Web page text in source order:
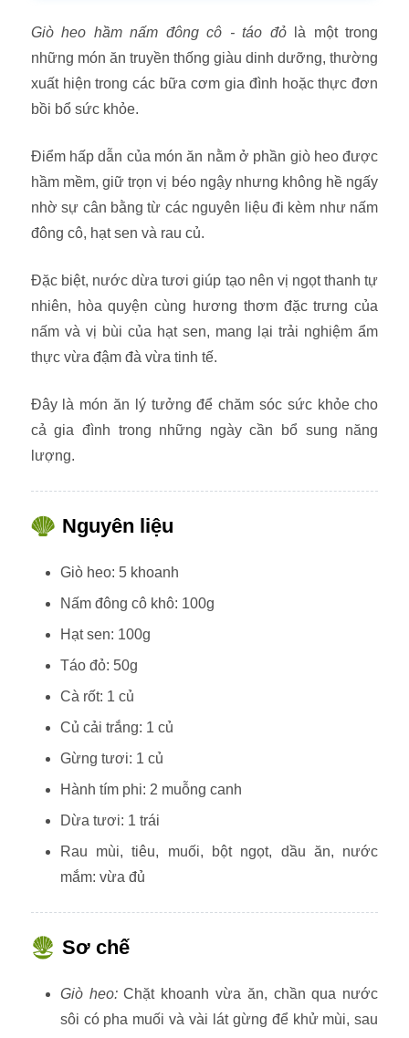
Giò heo hầm nấm đông cô - táo đỏlà một trong
những món ăn truyền thống giàu dinh dưỡng, thường
xuất hiện trong các bữa cơm gia đình hoặc thực đơn
bồi bổ sức khỏe.
Điểm hấp dẫn của món ăn nằm ở phần giò heo được
hầm mềm, giữ trọn vị béo ngậy nhưng không hề ngấy
nhờ sự cân bằng từ các nguyên liệu đi kèm như nấm
đông cô, hạt sen và rau củ.
Đặc biệt, nước dừa tươi giúp tạo nên vị ngọt thanh tự
nhiên, hòa quyện cùng hương thơm đặc trưng của
nấm và vị bùi của hạt sen, mang lại trải nghiệm ẩm
thực vừa đậm đà vừa tinh tế.
Đây là món ăn lý tưởng để chăm sóc sức khỏe cho
cả gia đình trong những ngày cần bổ sung năng
lượng.
Nguyên liệu
Giò heo: 5 khoanh
Nấm đông cô khô: 100g
Hạt sen: 100g
Táo đỏ: 50g
Cà rốt: 1 củ
Củ cải trắng: 1 củ
Gừng tươi: 1 củ
Hành tím phi: 2 muỗng canh
Dừa tươi: 1 trái
Rau mùi, tiêu, muối, bột ngọt, dầu ăn, nước
mắm: vừa đủ
Sơ chế
Giò heo:Chặt khoanh vừa ăn, chần qua nước
sôi có pha muối và vài lát gừng để khử mùi, sau